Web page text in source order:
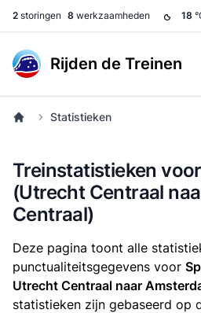
2 storingen 8 werkzaamheden 18
Rijden de Treinen
Statistieken
Treinstatistieken
(Utrecht Centraal
Centraal)
Deze pagina toont alle
punctualiteitsgegevens voor
Utrecht Centraal naar
statistieken zijn gebaseerd op